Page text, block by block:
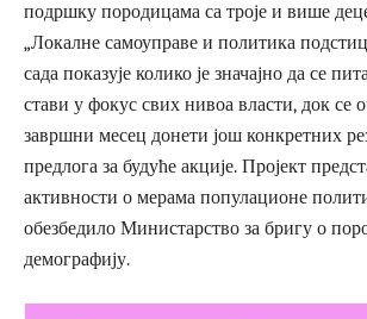
подршку породицама са троје и више
„Локалне самоуправе и политика
сада показује колико је значајно да се
стави у фокус свих нивоа власти, док се
завршни месец донети још конкретних
предлога за будуће акције. Пројект
активности о мерама популационе
обезбедило Министарство за бригу о
демографију.